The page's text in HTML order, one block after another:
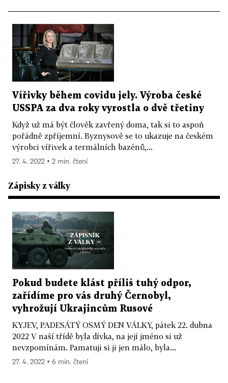
Vířivky během covidu jely. Výroba české
USSPA za dva roky vyrostla o dvě třetiny
Když už má být člověk zavřený doma, tak si to aspoň
pořádně zpříjemní. Byznysově se to ukazuje na českém
výrobci vířivek a termálních bazénů,...
27. 4. 2022 ▪ 2 min. čtení
Zápisky z války
Pokud budete klást příliš tuhý odpor,
zařídíme pro vás druhý Černobyl,
vyhrožují Ukrajincům Rusové
KYJEV, PADESÁTÝ OSMÝ DEN VÁLKY, pátek 22. dubna
2022 V naší třídě byla dívka, na její jméno si už
nevzpomínám. Pamatuji si ji jen málo, byla...
27. 4. 2022 ▪ 6 min. čtení